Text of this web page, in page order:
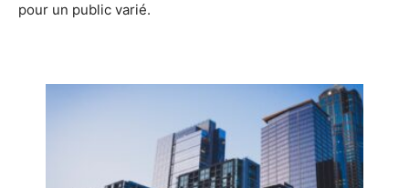
pour un public varié.